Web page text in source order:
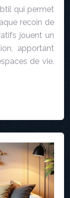
qui permet
recoin de
jouent un
apportant
de vie.